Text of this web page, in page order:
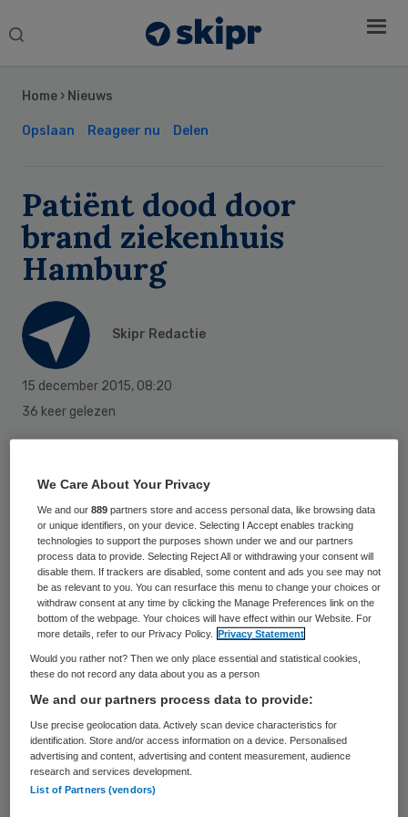
Search
Home › Nieuws
Opslaan Reageer nu Delen
Patiënt dood door
brand ziekenhuis
Hamburg
Skipr Redactie
15 december 2015, 08:20
36 keer gelezen
Duitse Hamburg is een 61-jarige patiënt om
het leven gekomen. Volgens de politie sloeg
het personeel in het ziekenhuis in de nacht
van maandag op dinsdag alarm toen het
rook uit de kamer van de patiënt zag
komen.
De brandweer wist het vuur snel te blussen
maar voor de patiënt kwam dat te laat.
Veertien andere patiënten en twee
medewerkers werden tijdens het blussen
geëvacueerd. (ANP)
Sidebar
We Care About Your Privacy
We and our889 partners store and access personal data, like browsing data
or unique identifiers, on your device. Selecting I Accept enables tracking
technologies to support the purposes shown under we and our partners
process data to provide. Selecting Reject All or withdrawing your consent will
disable them. If trackers are disabled, some content and ads you see may not
be as relevant to you. You can resurface this menu to change your choices or
withdraw consent at any time by clicking the Manage Preferences link on the
bottom of the webpage. Your choices will have effect within our Website. For
more details, refer to our Privacy Policy.
Privacy Statement
Would you rather not? Then we only place essential and statistical cookies,
these do not record any data about you as a person
We and our partners process data to provide:
Use precise geolocation data. Actively scan device characteristics for
identification. Store and/or access information on a device. Personalised
advertising and content, advertising and content measurement, audience
research and services development.
List of Partners (vendors)